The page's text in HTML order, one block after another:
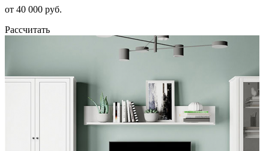
от 40 000 руб.
Рассчитать